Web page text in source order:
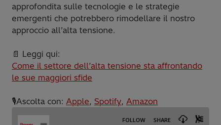
approfondita sulle tecnologie e le strategie
emergenti che potrebbero rimodellare il nostro
approccio all’alta tensione.
📄 Leggi qui:
Come il settore dell’alta tensione sta affrontando
le sue maggiori sfide
🎙️Ascolta con: Apple, Spotify, Amazon